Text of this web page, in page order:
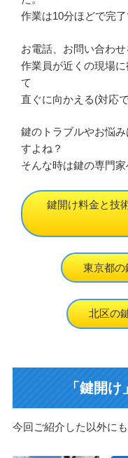
作業は10分ほどで完了
お電話、お問い合わ
作業員が近くの現場
て
直ぐに向かえる(対応
鍵のトラブルやお悩
すよね？
そんな時は鍵の専門家
鍵開け料金と技
東京都の
北区の
「鍵開
今回ご紹介した以外に